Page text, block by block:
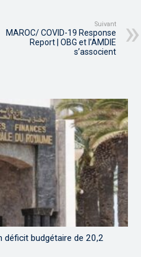
Suivant
MAROC/ COVID-19 Response
Report | OBG et l’AMDIE
s’associent
déficit budgétaire de 20,2